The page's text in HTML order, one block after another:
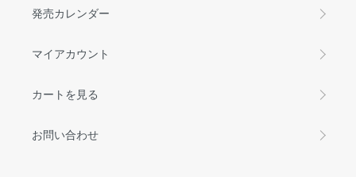
発売カレンダー
マイアカウント
カートを見る
お問い合わせ